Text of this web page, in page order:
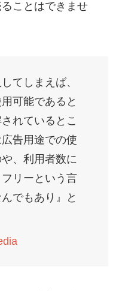
ことはできませ
てしまえば、
可能であると
れているとこ
告用途での使
、利用者数に
リーという言
でもあり』と